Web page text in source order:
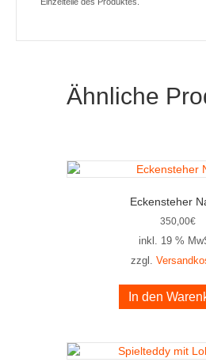
Ähnliche
Eckensteher
350,00€
inkl. 19 %
zzgl.
In den